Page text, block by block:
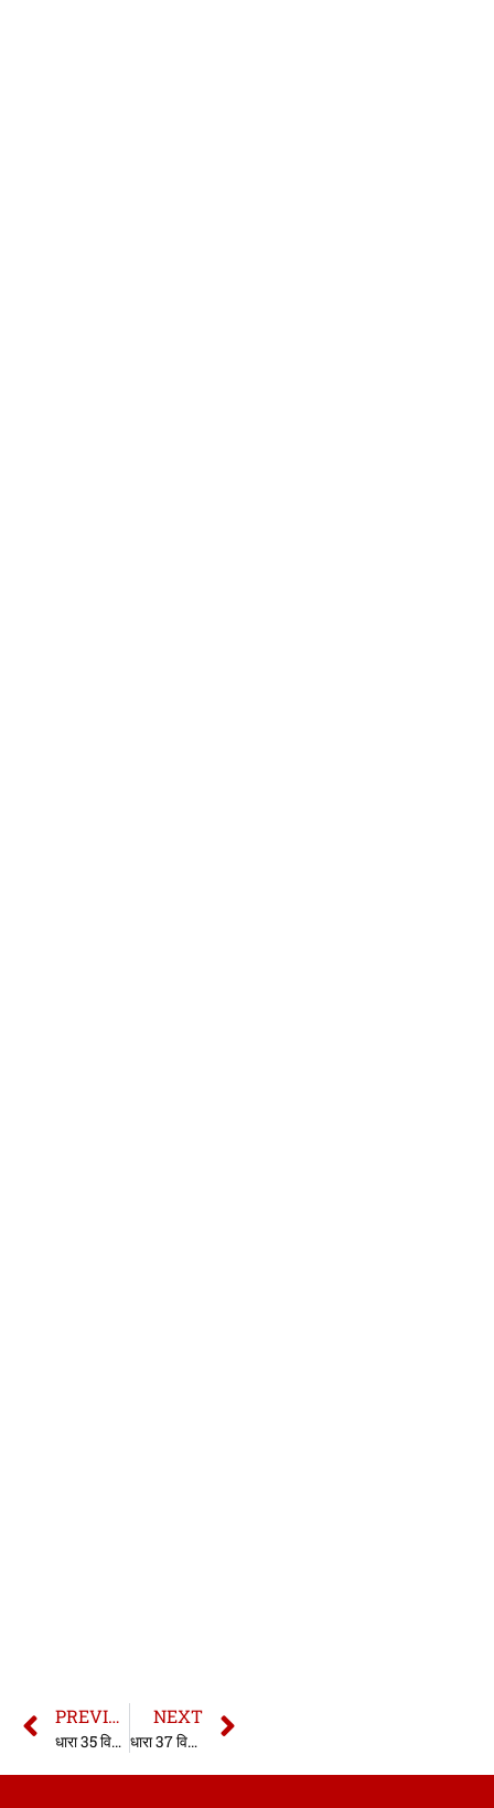
PREVIOUS
धारा 35 विधिविरुद्ध क्रिया-कलाप अधिनियम | धारा 35 यूएपीए एक्ट | Section 35 UAPA Act in hindi
NEXT
धारा 37 विधिविरुद्ध क्रिया-कलाप अधिनियम | धारा 37 यूएपीए एक्ट | Section 37 UAPA Act in hindi